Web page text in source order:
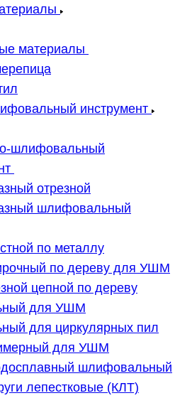
материалы
инструмент
шлифовальный
отрезной
шлифовальный
по металлу
по дереву для УШМ
цепной по дереву
для УШМ
для циркулярных пил
для УШМ
шлифовальный
лепестковые (КЛТ)